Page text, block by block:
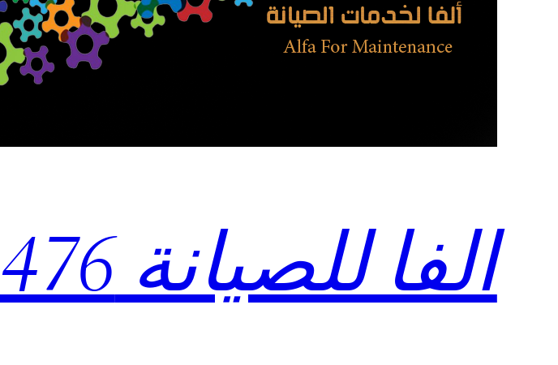
الفا للصيانة 0557714476